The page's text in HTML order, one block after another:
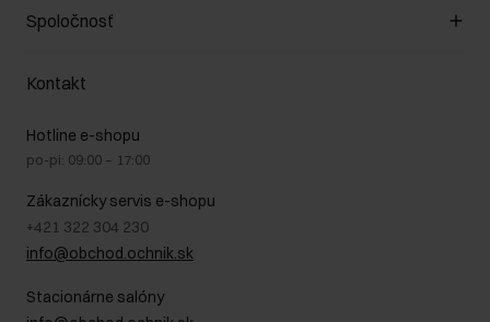
Spôsob platby
Vrátenie
Zákazníky klub
Pravidlá propagácie
Starostlivosť o kožu
Bezpečné nakupovanie
Blog
Najčastejšie kladené otázky (FAQ)
Spoločnosť
O nás
GDPR - Zásady ochrany osobných údajov
Právne informácie
Kontakt
Hotline e-shopu
po-pi: 09:00 – 17:00
Zákaznícky servis e-shopu
+421 322 304 230
info@obchod.ochnik.sk
Stacionárne salóny